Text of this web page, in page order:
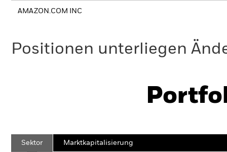
AMAZON.COM INC
Positionen unterliegen
Sektor Marktkapitalisierung